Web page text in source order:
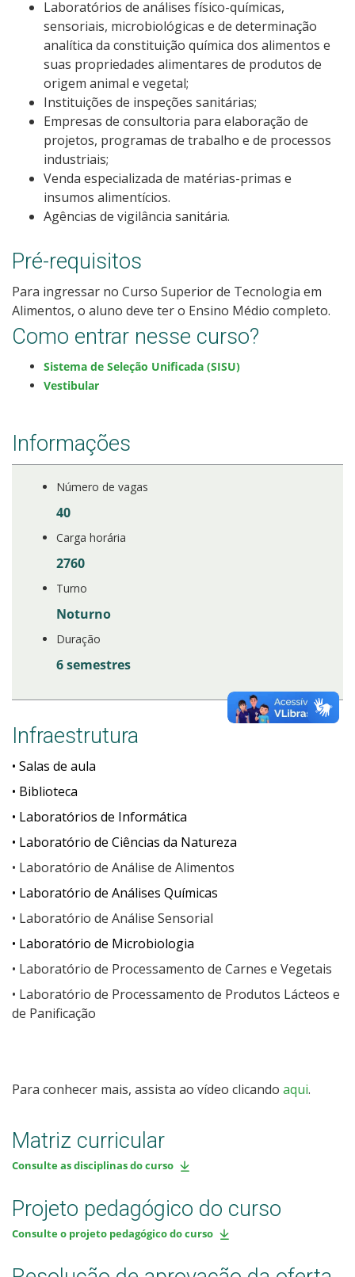
Laboratórios de análises físico-químicas,
sensoriais, microbiológicas e de determinação
analítica da constituição química dos alimentos e
suas propriedades alimentares de produtos de
origem animal e vegetal;
Instituições de inspeções sanitárias;
Empresas de consultoria para elaboração de
projetos, programas de trabalho e de processos
industriais;
Venda especializada de matérias-primas e
insumos alimentícios.
Agências de vigilância sanitária.
Pré-requisitos
Para ingressar no Curso Superior de Tecnologia em
Alimentos, o aluno deve ter o Ensino Médio completo.
Como entrar nesse curso?
Sistema de Seleção Unificada (SISU)
Vestibular
Informações
Número de vagas
40
Carga horária
2760
Turno
Noturno
Duração
6 semestres
Infraestrutura
• Salas de aula
• Biblioteca
• Laboratórios de Informática
• Laboratório de Ciências da Natureza
• Laboratório de Análise de Alimentos
• Laboratório de Análises Químicas
• Laboratório de Análise Sensorial
• Laboratório de Microbiologia
• Laboratório de Processamento de Carnes e Vegetais
• Laboratório de Processamento de Produtos Lácteos e
de Panificação
Para conhecer mais, assista ao vídeo clicando aqui.
Matriz curricular
Consulte as disciplinas do curso
Projeto pedagógico do curso
Consulte o projeto pedagógico do curso